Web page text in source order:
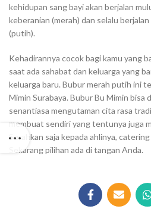
kehidupan sang bayi akan berjalan
keberanian (merah) dan selalu
(putih).
Kehadirannya cocok bagi kamu yang
saat ada sahabat dan keluarga yang
keluarga baru. Bubur merah putih ini
Mimin Surabaya. Bubur Bu Mimin bisa
senantiasa mengutaman cita rasa
membuat sendiri yang tentunya juga
Serahkan saja kepada ahlinya,
Sekarang pilihan ada di tangan Anda.